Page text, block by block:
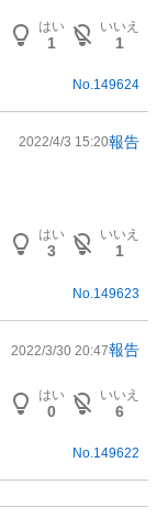
はい
1
いいえ
1
No.149624
2022/4/3 15:20報告
はい
3
いいえ
1
No.149623
2022/3/30 20:47報告
はい
0
いいえ
6
No.149622